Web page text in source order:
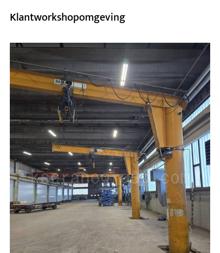
Klantworkshopomgeving